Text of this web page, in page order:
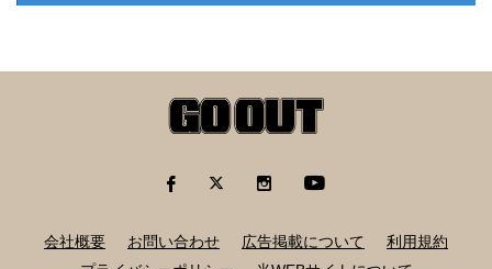
会社概要 お問い合わせ 広告掲載について
利用規約